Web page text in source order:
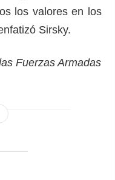
los valores en los
Sirsky.
Fuerzas Armadas